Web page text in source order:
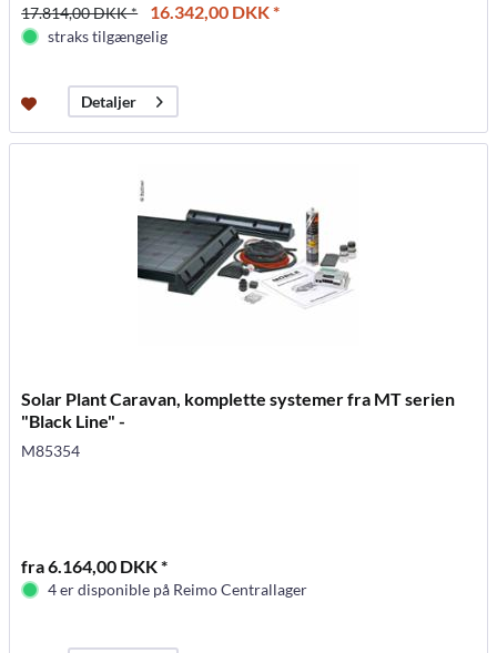
17.814,00 DKK * 16.342,00 DKK *
straks tilgængelig
Detaljer
Solar Plant Caravan, komplette systemer fra MT serien
"Black Line" -
M85354
fra 6.164,00 DKK *
4 er disponible på Reimo Centrallager